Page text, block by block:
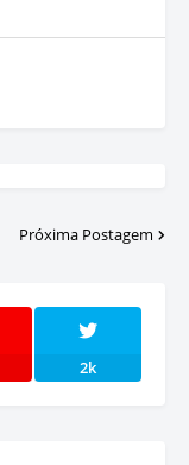
Próxima Postagem
2k